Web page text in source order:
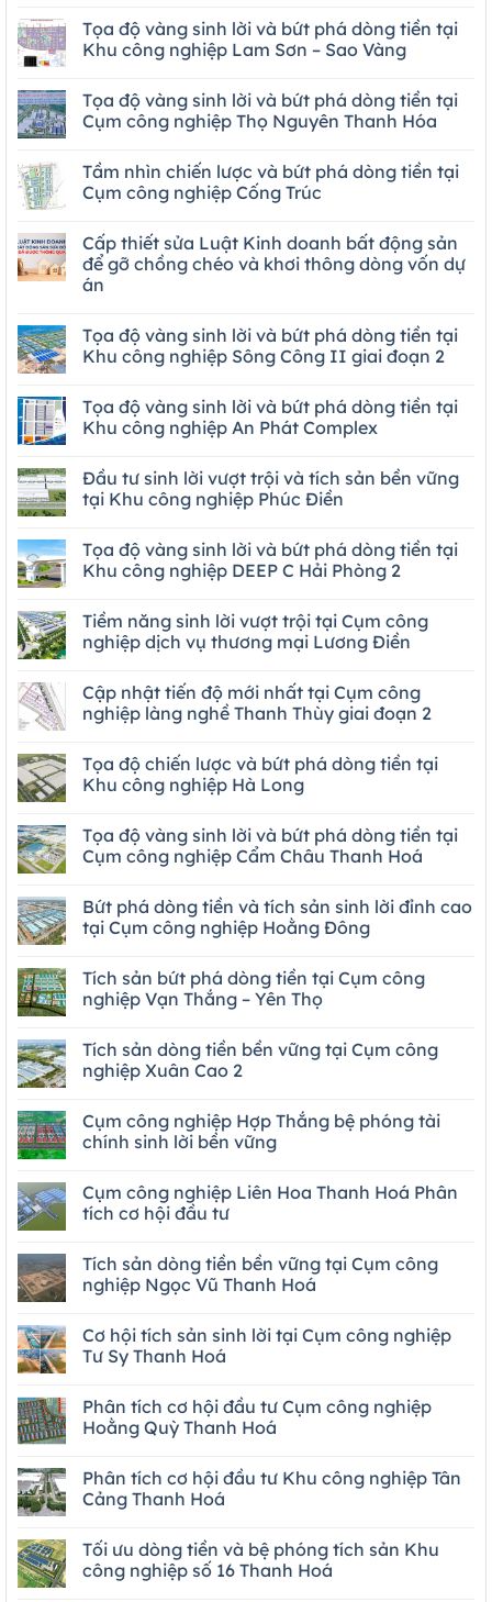
Tọa độ vàng sinh lời và bứt phá dòng tiền tại
Khu công nghiệp Lam Sơn – Sao Vàng
Tọa độ vàng sinh lời và bứt phá dòng tiền tại
Cụm công nghiệp Thọ Nguyên Thanh Hóa
Tầm nhìn chiến lược và bứt phá dòng tiền tại
Cụm công nghiệp Cống Trúc
Cấp thiết sửa Luật Kinh doanh bất động sản
để gỡ chồng chéo và khơi thông dòng vốn dự
án
Tọa độ vàng sinh lời và bứt phá dòng tiền tại
Khu công nghiệp Sông Công II giai đoạn 2
Tọa độ vàng sinh lời và bứt phá dòng tiền tại
Khu công nghiệp An Phát Complex
Đầu tư sinh lời vượt trội và tích sản bền vững
tại Khu công nghiệp Phúc Điền
Tọa độ vàng sinh lời và bứt phá dòng tiền tại
Khu công nghiệp DEEP C Hải Phòng 2
Tiềm năng sinh lời vượt trội tại Cụm công
nghiệp dịch vụ thương mại Lương Điền
Cập nhật tiến độ mới nhất tại Cụm công
nghiệp làng nghề Thanh Thùy giai đoạn 2
Tọa độ chiến lược và bứt phá dòng tiền tại
Khu công nghiệp Hà Long
Tọa độ vàng sinh lời và bứt phá dòng tiền tại
Cụm công nghiệp Cẩm Châu Thanh Hoá
Bứt phá dòng tiền và tích sản sinh lời đỉnh cao
tại Cụm công nghiệp Hoằng Đông
Tích sản bứt phá dòng tiền tại Cụm công
nghiệp Vạn Thắng – Yên Thọ
Tích sản dòng tiền bền vững tại Cụm công
nghiệp Xuân Cao 2
Cụm công nghiệp Hợp Thắng bệ phóng tài
chính sinh lời bền vững
Cụm công nghiệp Liên Hoa Thanh Hoá Phân
tích cơ hội đầu tư
Tích sản dòng tiền bền vững tại Cụm công
nghiệp Ngọc Vũ Thanh Hoá
Cơ hội tích sản sinh lời tại Cụm công nghiệp
Tư Sy Thanh Hoá
Phân tích cơ hội đầu tư Cụm công nghiệp
Hoằng Quỳ Thanh Hoá
Phân tích cơ hội đầu tư Khu công nghiệp Tân
Cảng Thanh Hoá
Tối ưu dòng tiền và bệ phóng tích sản Khu
công nghiệp số 16 Thanh Hoá